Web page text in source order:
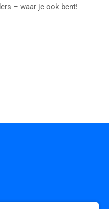
– waar je ook bent!